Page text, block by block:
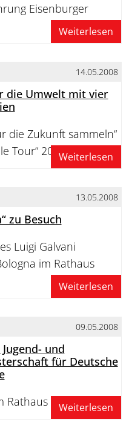
Eisenburger
Weiterlesen
14.05.2008
die Umwelt mit vier
die Zukunft sammeln“
Tour“ 2008Weiterlesen
13.05.2008
zu Besuch
Luigi Galvani
im Rathaus
Weiterlesen
09.05.2008
und
für Deutsche
Rathaus empfangen
Weiterlesen